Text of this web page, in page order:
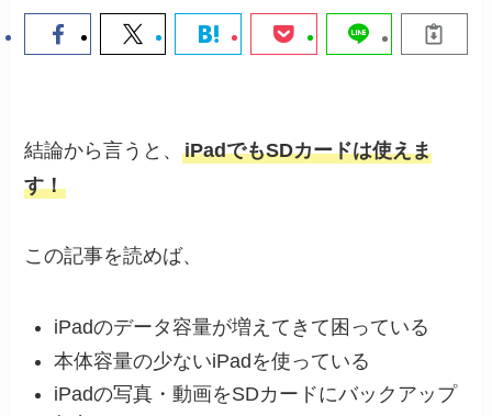
結論から言うと、iPadでもSDカードは使えま
す！
この記事を読めば、
iPadのデータ容量が増えてきて困っている
本体容量の少ないiPadを使っている
iPadの写真・動画をSDカードにバックアップ